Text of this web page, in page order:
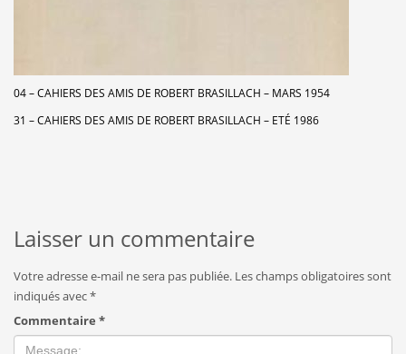
04 – CAHIERS DES AMIS DE ROBERT BRASILLACH – MARS 1954
31 – CAHIERS DES AMIS DE ROBERT BRASILLACH – ETÉ 1986
Laisser un commentaire
Votre adresse e-mail ne sera pas publiée. Les champs obligatoires sont
indiqués avec*
Commentaire *